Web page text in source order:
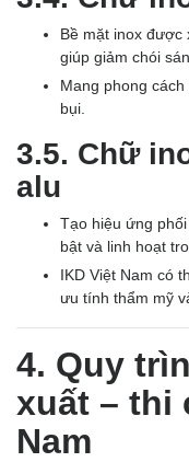
Bề mặt inox được
giúp giảm chói
Mang phong
bụi.
3.5. Chữ
alu
Tạo hiệu ứng
bật và linh hoạt
IKD Việt Nam có
ưu tính thẩm mỹ
4. Quy
xuất – thi
Nam